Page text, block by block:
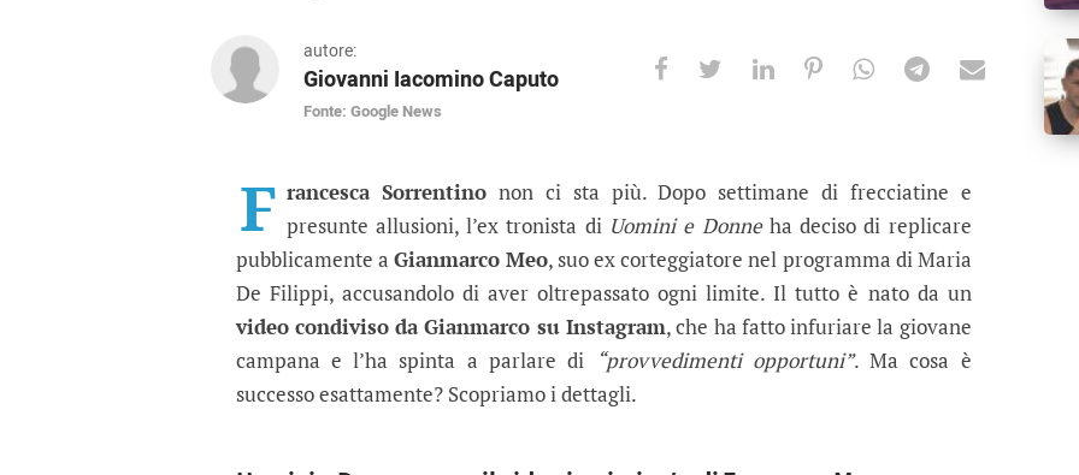
autore:
Giovanni Iacomino Caputo
Fonte: Google News
Uomini e Donne, Gianmarco Meo provoca Francesca
F rancesca Sorrentino non ci sta più. Dopo settimane di frecciatine e
presunte allusioni, l’ex tronista di Uomini e Donneha deciso di replicare
pubblicamente a Gianmarco Meo, suo ex corteggiatore nel programma di Maria
De Filippi, accusandolo di aver oltrepassato ogni limite. Il tutto è nato da un
video condiviso da Gianmarco su Instagram, che ha fatto infuriare la giovane
campana e l’ha spinta a parlare di
“provvedimenti opportuni”. Ma cosa è
successo esattamente? Scopriamo i dettagli.